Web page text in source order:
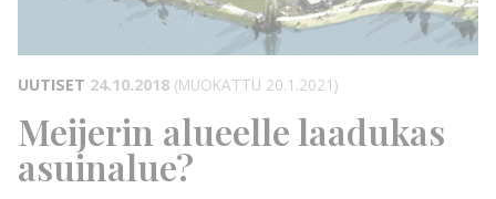
UUTISET 24.10.2018 (MUOKATTU 20.1.2021)
Meijerin alueelle laadukas
asuinalue?